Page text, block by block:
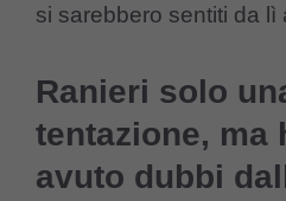
si sarebbero sentiti da lì
Ranieri solo
tentazione, ma
avuto dubbi